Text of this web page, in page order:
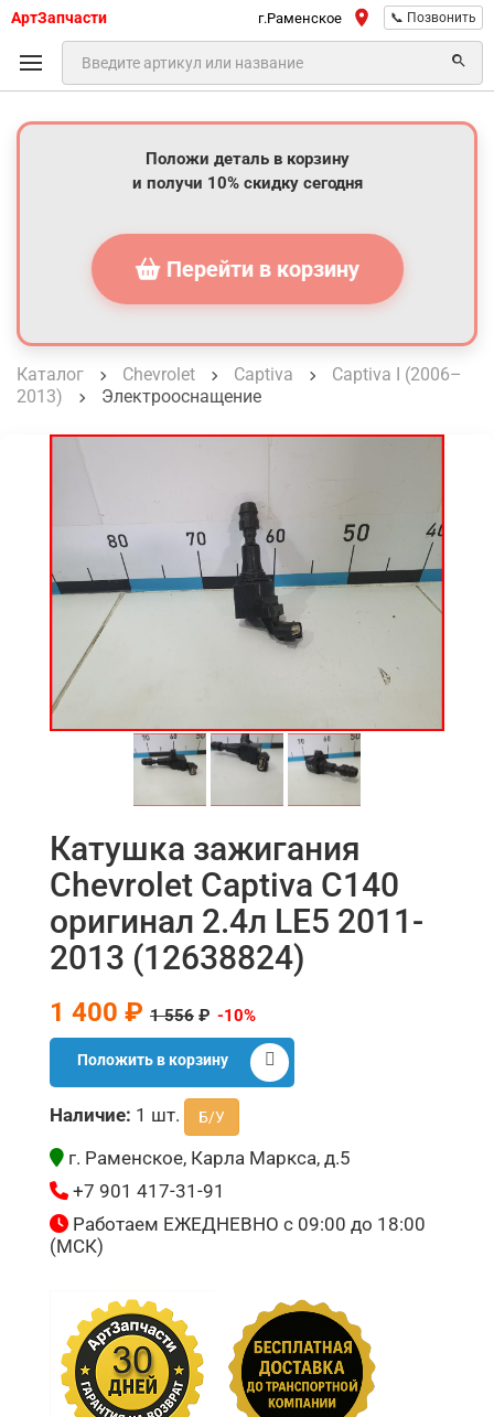
АртЗапчасти г.Раменское 📞 Позвонить
Положи деталь в корзину
и получи 10% скидку сегодня
Перейти в корзину
Каталог Chevrolet Captiva
Captiva I (2006–
2013)
Электрооснащение
Катушка зажигания
Chevrolet Captiva C140
оригинал 2.4л LE5 2011-
2013 (12638824)
1 400 ₽ 1 556 ₽ -10%
Положить в корзину
Наличие: 1 шт. Б/У
г. Раменское, Карла Маркса, д.5
+7 901 417-31-91
Работаем ЕЖЕДНЕВНО с 09:00 до 18:00
(МСК)